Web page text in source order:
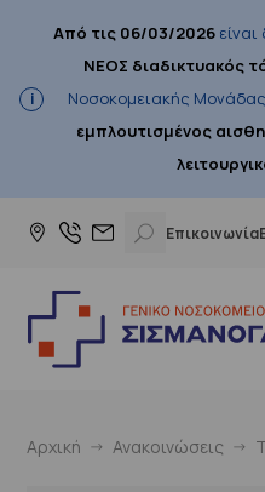
Από τις 06/03/2026είναι
ΝΕΟΣ διαδικτυακός
Νοσοκομειακής
εμπλουτισμένος
Επικοινωνία
Αρχική Ανακοινώσεις